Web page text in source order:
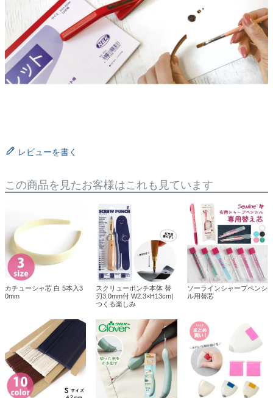
レビューを書く
この商品を見たお客様はこれも見ています
カチューシャ芯 白 5本入3
0mm
スクリューポンチ本体 替
刃3.0mm付 W2.3×H13cm|
つくる楽しみ
ソーラインシャープペンシ
ル用替芯